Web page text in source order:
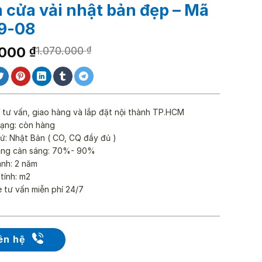
cửa vải nhật bản đẹp – Mã
08
1.070.000₫
₫.
₫
₫.
hệ
tư vấn, giao hàng và lắp đặt nội thành TP.HCM
còn hàng
Nhật Bản ( CO, CQ đầy đủ )
cản sáng: 70%- 90%
2 năm
m2
tư vấn miễn phí 24/7